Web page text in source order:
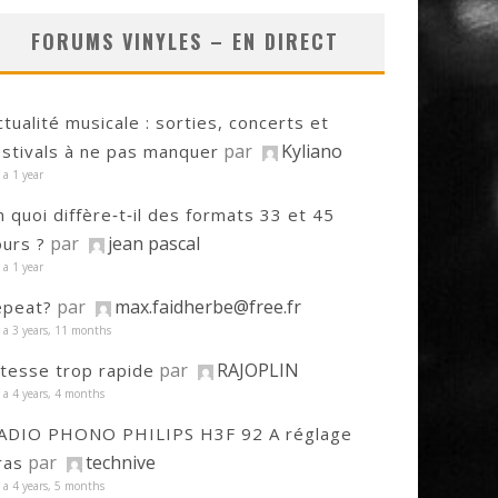
FORUMS VINYLES – EN DIRECT
musicale : sorties, concerts et
à ne pas manquer par Kyliano
a 1 year
quoi diffère‑t‑il des formats 33 et 45
? par jean pascal
a 1 year
par max.faidherbe@free.fr
a 3 years, 11 months
trop rapide par RAJOPLIN
a 4 years, 4 months
PHONO PHILIPS H3F 92 A réglage
par technive
a 4 years, 5 months